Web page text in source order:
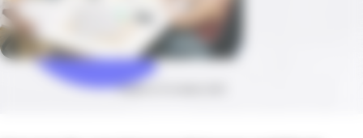
Publié le 13 octobre 2021